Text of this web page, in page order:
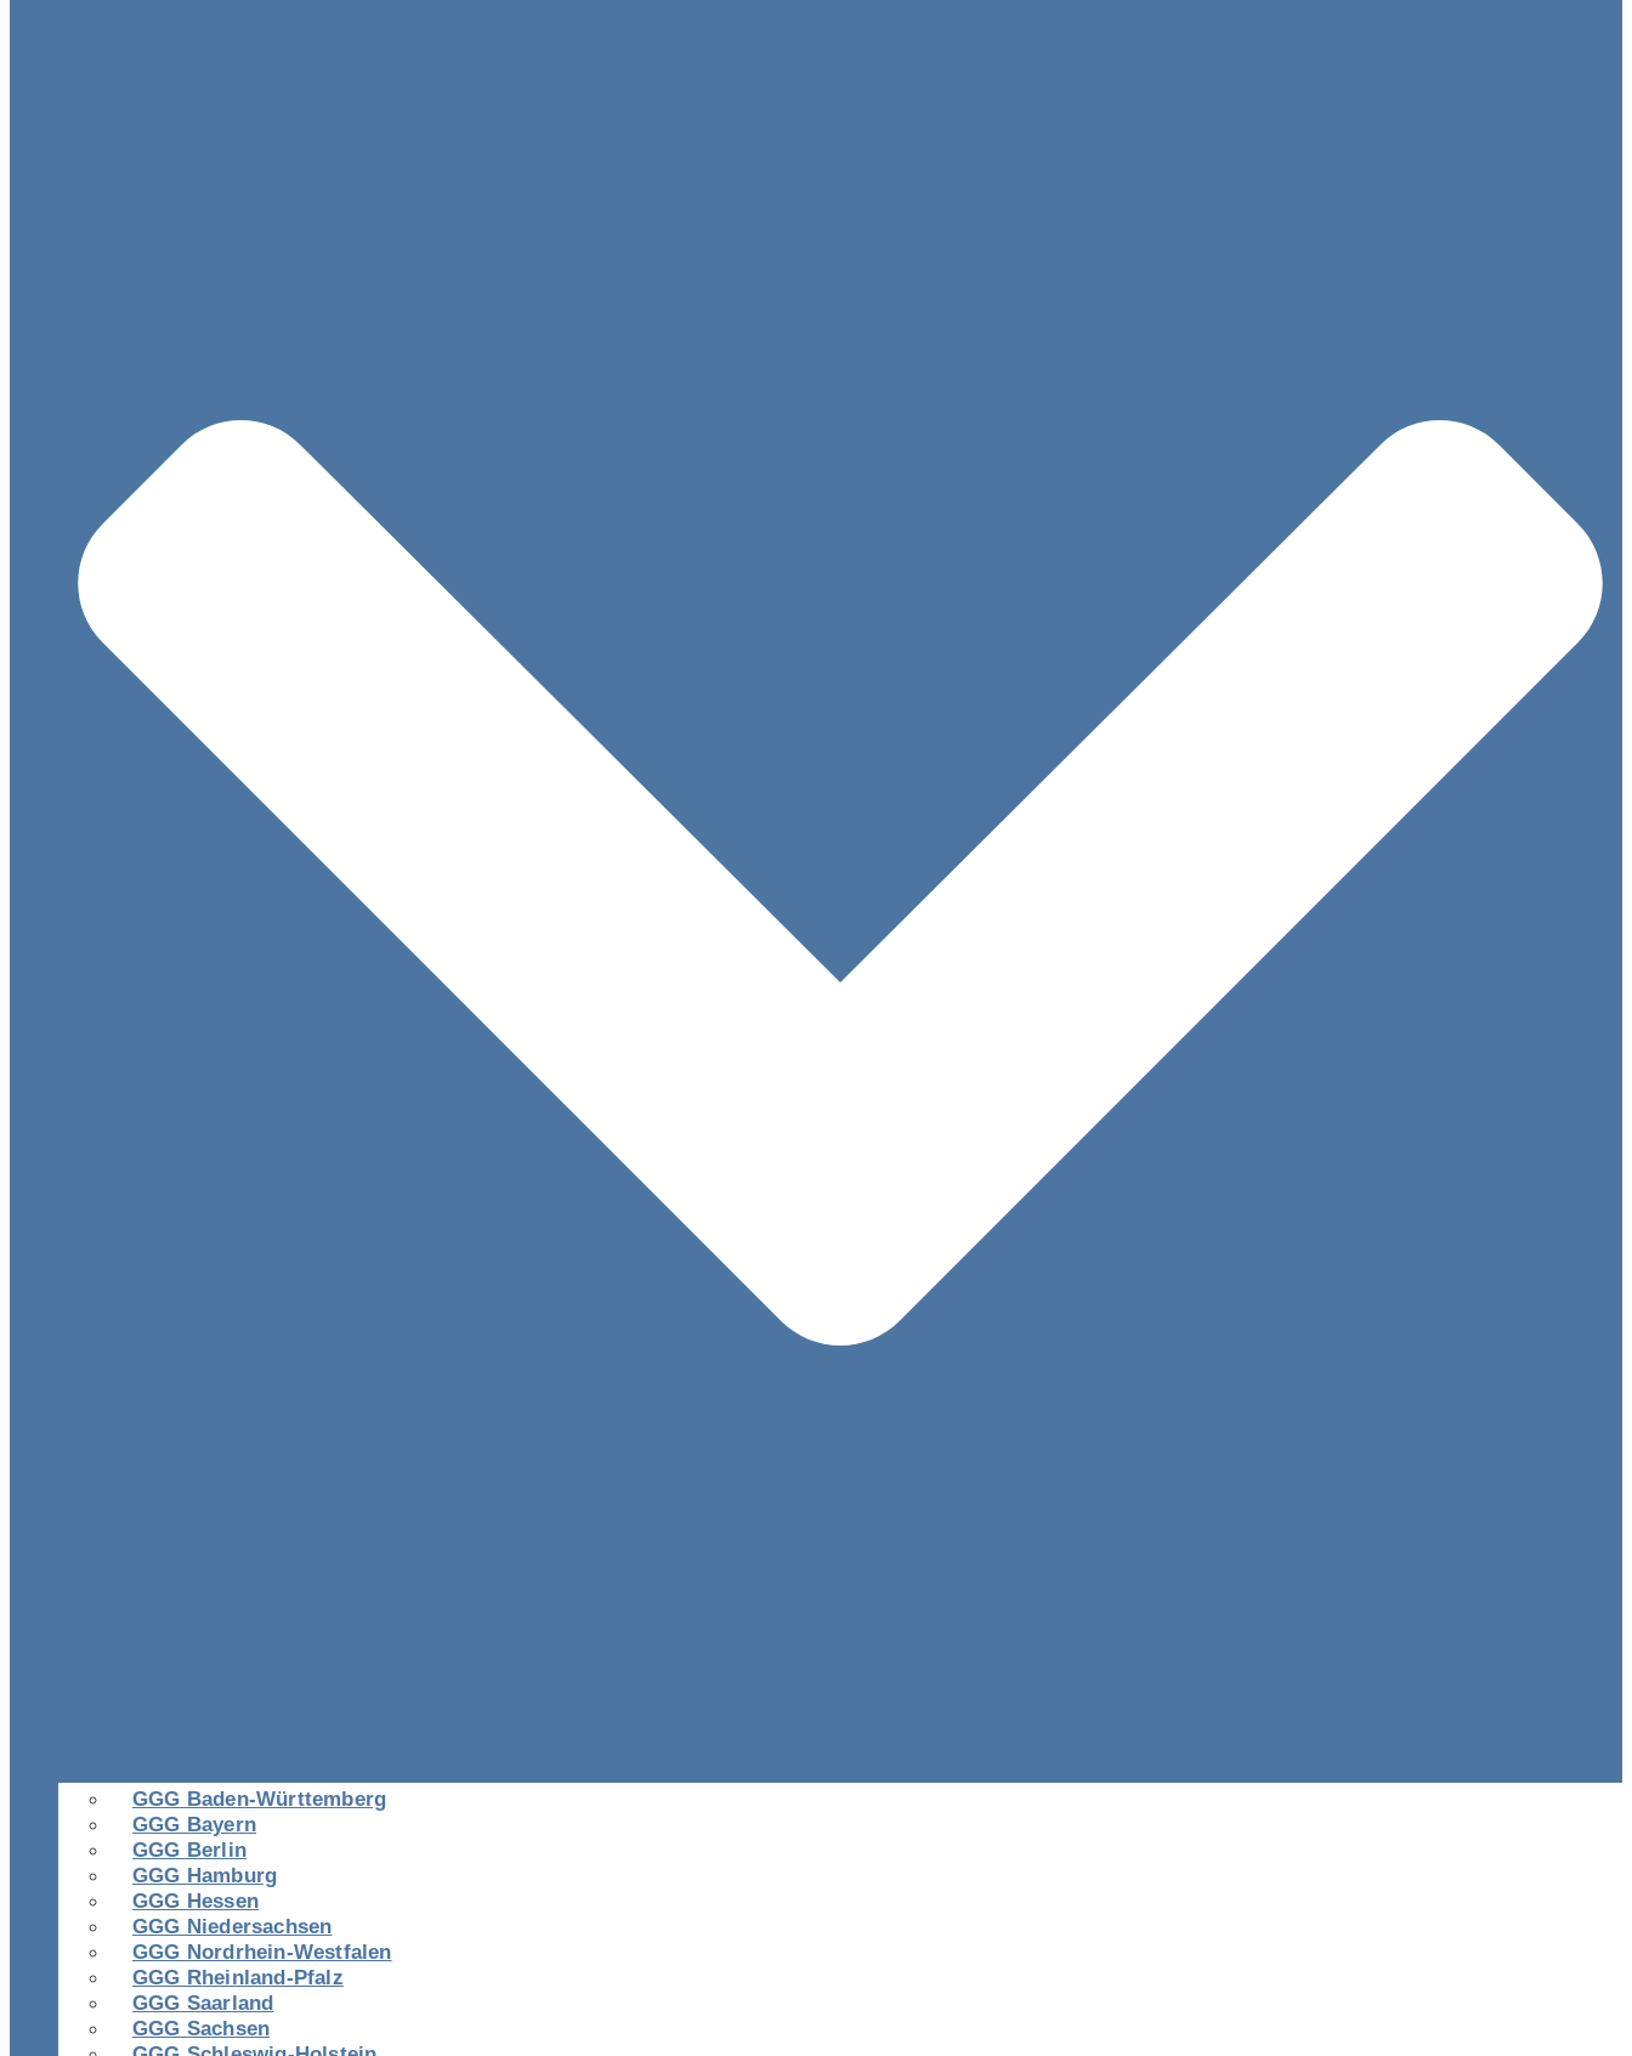
GGG Baden-Württemberg
GGG Bayern
GGG Berlin
GGG Hamburg
GGG Hessen
GGG Niedersachsen
GGG Nordrhein-Westfalen
GGG Rheinland-Pfalz
GGG Saarland
GGG Sachsen